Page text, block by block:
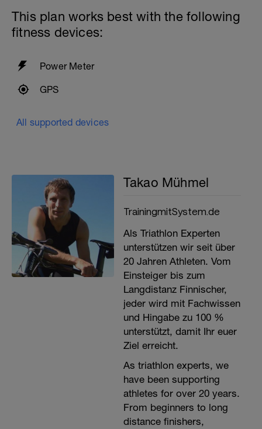
This plan works best with the following
fitness devices:
Power Meter
GPS
All supported devices
Takao Mühmel
TrainingmitSystem.de
Als Triathlon Experten
unterstützen wir seit über
20 Jahren Athleten. Vom
Einsteiger bis zum
Langdistanz Finnischer,
jeder wird mit Fachwissen
und Hingabe zu 100 %
unterstützt, damit Ihr euer
Ziel erreicht.
As triathlon experts, we
have been supporting
athletes for over 20 years.
From beginners to long
distance finishers,